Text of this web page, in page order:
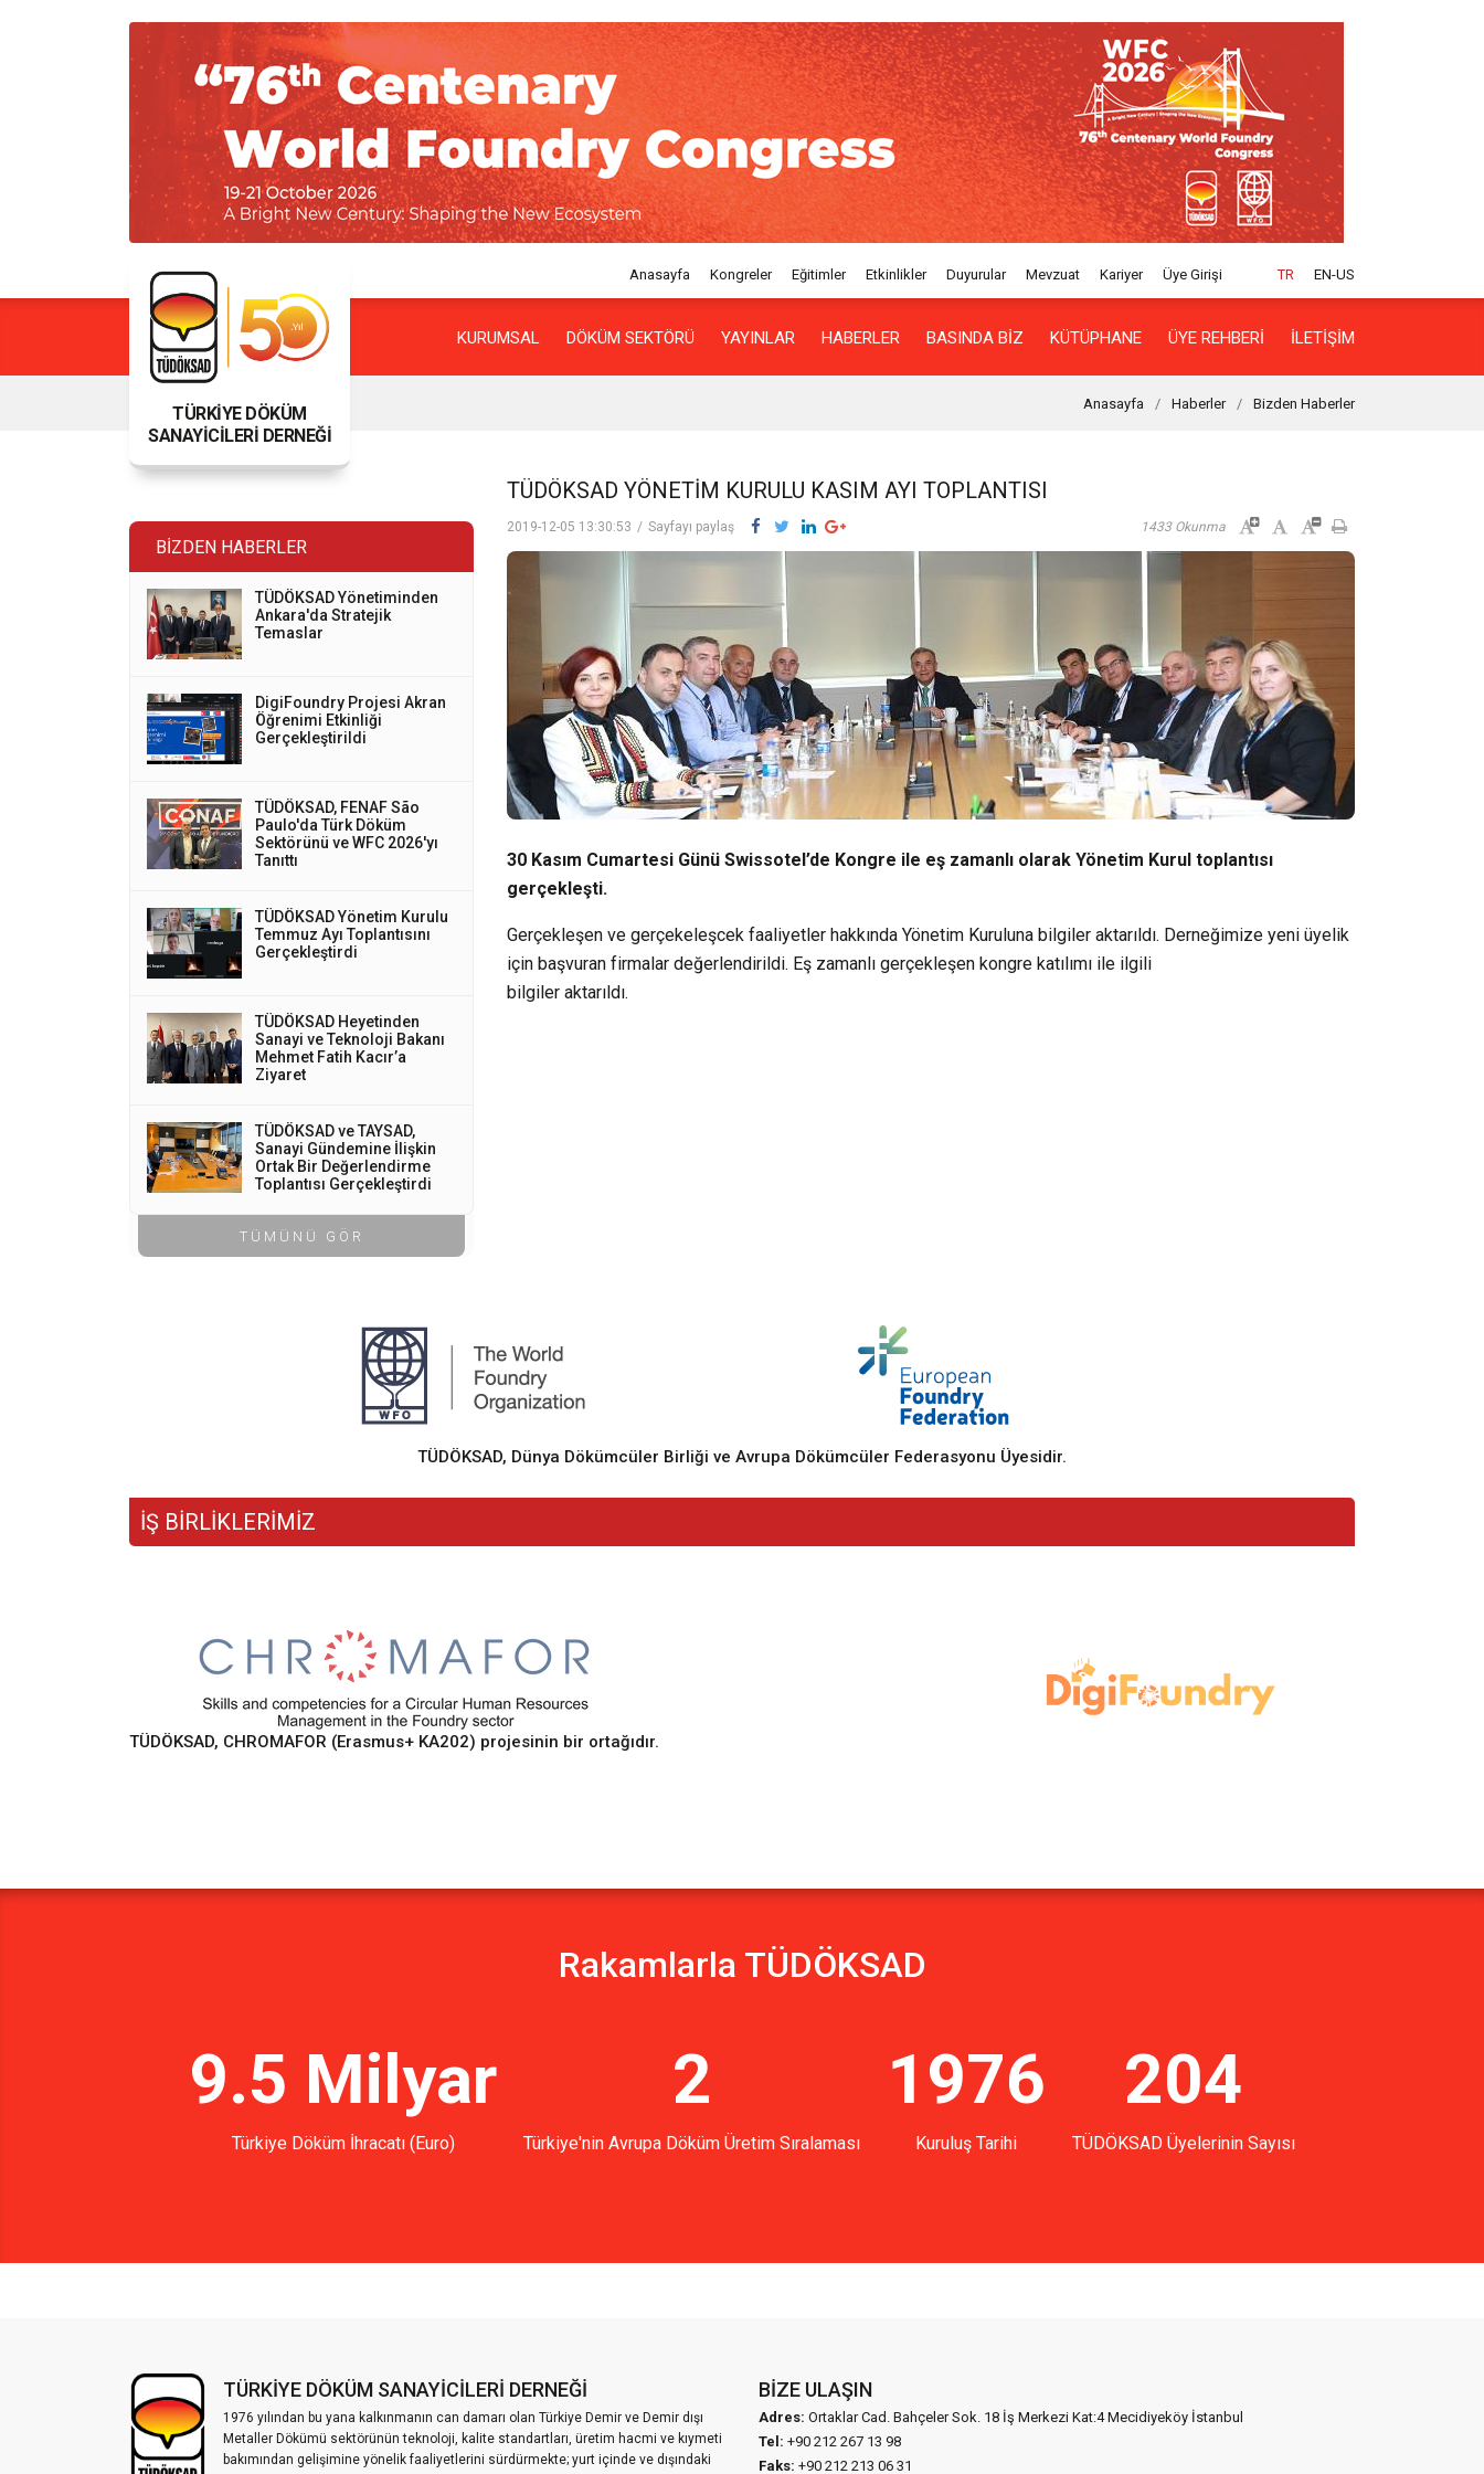
TÜRKİYE DÖKÜM
SANAYİCİLERİ DERNEĞİ
TR EN-US
Anasayfa Kongreler Eğitimler Etkinlikler Duyurular Mevzuat Kariyer Üye Girişi
KURUMSAL DÖKÜM SEKTÖRÜ YAYINLAR HABERLER BASINDA BIZ KÜTÜPHANE ÜYE REHBERI İLETIŞIM
Anasayfa Haberler Bizden Haberler
BIZDEN HABERLER
TÜDÖKSAD Yönetiminden
Ankara'da Stratejik
Temaslar
DigiFoundry Projesi Akran
Öğrenimi Etkinliği
Gerçekleştirildi
TÜDÖKSAD, FENAF São
Paulo'da Türk Döküm
Sektörünü ve WFC 2026'yı
Tanıttı
TÜDÖKSAD Yönetim Kurulu
Temmuz Ayı Toplantısını
Gerçekleştirdi
TÜDÖKSAD Heyetinden
Sanayi ve Teknoloji Bakanı
Mehmet Fatih Kacır’a
Ziyaret
TÜDÖKSAD ve TAYSAD,
Sanayi Gündemine İlişkin
Ortak Bir Değerlendirme
Toplantısı Gerçekleştirdi
TÜMÜNÜ GÖR
TÜDÖKSAD YÖNETIM KURULU KASIM AYI TOPLANTISI
2019-12-05 13:30:53 / Sayfayı paylaş 1433 Okunma
30 Kasım Cumartesi Günü Swissotel’de Kongre ile eş zamanlı olarak Yönetim Kurul toplantısı
gerçekleşti.
Gerçekleşen ve gerçekeleşcek faaliyetler hakkında Yönetim Kuruluna bilgiler aktarıldı. Derneğimize yeni üyelik
için başvuran firmalar değerlendirildi. Eş zamanlı gerçekleşen kongre katılımı ile ilgili
bilgiler aktarıldı.
TÜDÖKSAD, Dünya Dökümcüler Birliği ve Avrupa Dökümcüler Federasyonu Üyesidir.
İŞ BİRLİKLERİMİZ
TÜDÖKSAD, CHROMAFOR (Erasmus+ KA202) projesinin bir ortağıdır.
Rakamlarla TÜDÖKSAD
9.5 Milyar
Türkiye Döküm İhracatı (Euro)
2
Türkiye'nin Avrupa Döküm Üretim Sıralaması
1976
Kuruluş Tarihi
204
TÜDÖKSAD Üyelerinin Sayısı
TÜRKİYE DÖKÜM SANAYİCİLERİ DERNEĞİ
1976 yılından bu yana kalkınmanın can damarı olan Türkiye Demir ve Demir dışı
Metaller Dökümü sektörünün teknoloji, kalite standartları, üretim hacmi ve kıymeti
bakımından gelişimine yönelik faaliyetlerini sürdürmekte; yurt içinde ve dışındaki
BIZE ULAŞIN
Adres: Ortaklar Cad. Bahçeler Sok. 18 İş Merkezi Kat:4 Mecidiyeköy İstanbul
Tel: +90 212 267 13 98
Faks: +90 212 213 06 31